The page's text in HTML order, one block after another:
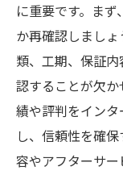
に重要です。ま
か再確認しまし
類、工期、保証
認することが欠
績や評判をイン
し、信頼性を確
容やアフターサ